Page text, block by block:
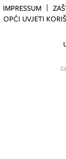
IMPRESSUM
OPĆI UVJETI